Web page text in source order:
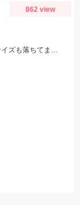
862 view
解禁三日目ともあり激荒れの付知川！解禁日より数もサイズも落ちてますが丁寧に探れば釣れます。四日目も頑張ります！